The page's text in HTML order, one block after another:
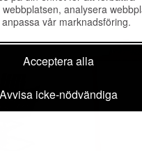
analysera
vår marknadsföring.
Acceptera alla
Avvisa icke-nödvändiga
har även tittat på